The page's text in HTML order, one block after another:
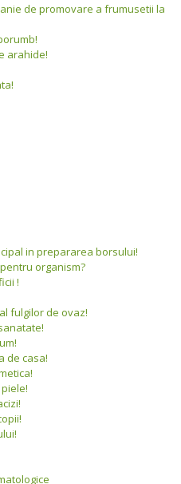
de promovare a frumusetii la
arahide!
in prepararea borsului!
organism?
!
fulgilor de ovaz!
de casa!